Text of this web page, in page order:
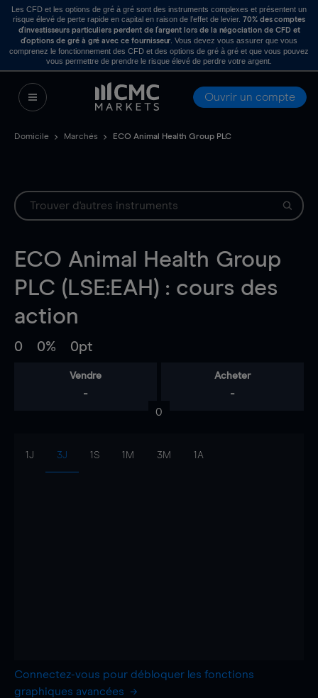
Les CFD et les options de gré à gré sont des instruments complexes et présentent un
risque élevé de perte rapide en capital en raison de l’effet de levier. 70% des comptes
d’investisseurs particuliers perdent de l’argent lors de la négociation de CFD et
d’options de gré à gré avec ce fournisseur . Vous devez vous assurer que vous
comprenez le fonctionnement des CFD et des options de gré à gré et que vous pouvez
vous permettre de prendre le risque élevé de perdre votre argent.
Ouvrir un compte
Domicile Marchés ECO Animal Health Group PLC
ECO Animal Health Group
PLC (LSE:EAH) : cours des
action
0 0% 0pt
Vendre
-
Acheter
-
0
1J 3J 1S 1M 3M 1A
Connectez-vous pour débloquer les fonctions
graphiques avancées